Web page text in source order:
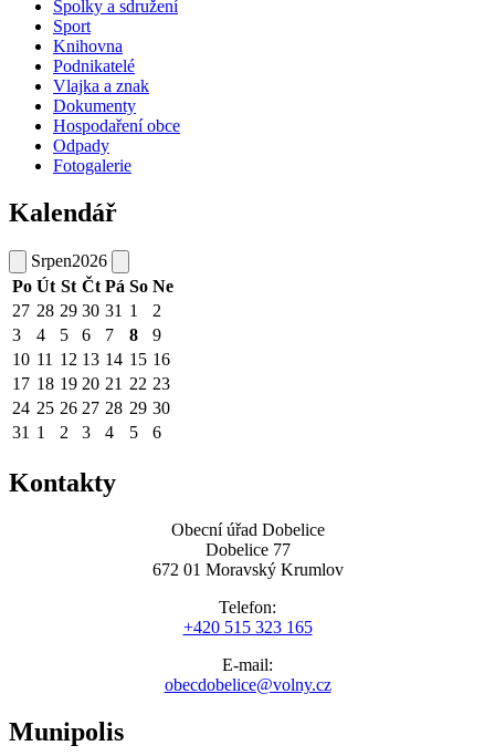
Spolky a sdružení
Sport
Knihovna
Podnikatelé
Vlajka a znak
Dokumenty
Hospodaření obce
Odpady
Fotogalerie
Kalendář
Srpen2026
Po Út St Čt Pá So Ne
27 28 29 30 31 1
2
3
4 5 6 7 8
9
10 11 12 13 14 15 16
17 18 19 20 21 22 23
24 25 26 27 28 29 30
31 1 2 3 4 5 6
Kontakty
Obecní úřad Dobelice
Dobelice 77
672 01 Moravský Krumlov
Telefon:
+420 515 323 165
E-mail:
obecdobelice@volny.cz
Munipolis